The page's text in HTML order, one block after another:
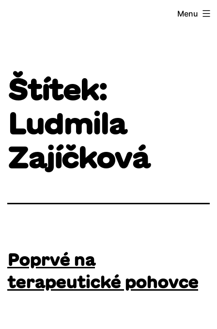
Menu
Štítek:
Ludmila
Zajíčková
Poprvé na
terapeutické pohovce